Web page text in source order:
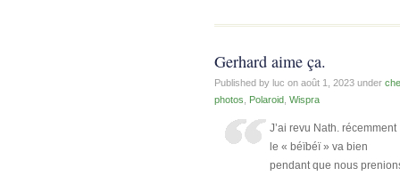
Gerhard aime ça.
Published by luc on août 1, 2023 under
photos
Polaroid Wispra
J’ai revu Nath. récemment
le « béïbéï » va bien
pendant que nous